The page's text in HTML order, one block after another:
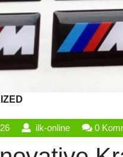
13
März
2026
ilk-onlineilk-
online
0